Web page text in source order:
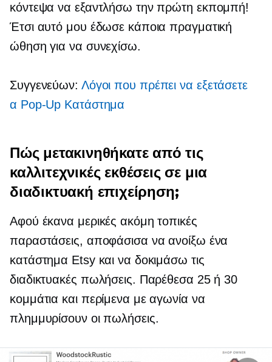
κόντεψα να εξαντλήσω την πρώτη εκπομπή!
Έτσι αυτό μου έδωσε κάποια πραγματική
ώθηση για να συνεχίσω.
Συγγενεύων: Λόγοι που πρέπει να εξετάσετε
α Pop-Up Κατάστημα
Πώς μετακινηθήκατε από τις
καλλιτεχνικές εκθέσεις σε μια
διαδικτυακή επιχείρηση;
Αφού έκανα μερικές ακόμη τοπικές
παραστάσεις, αποφάσισα να ανοίξω ένα
κατάστημα Etsy και να δοκιμάσω τις
διαδικτυακές πωλήσεις. Παρέθεσα 25 ή 30
κομμάτια και περίμενα με αγωνία να
πλημμυρίσουν οι πωλήσεις.